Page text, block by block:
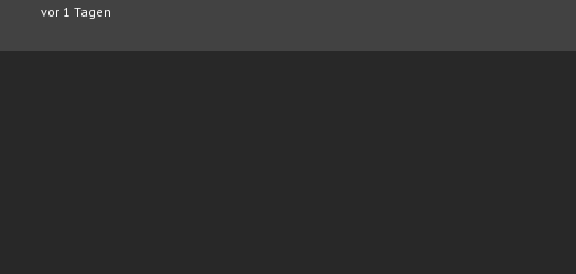
vor 1 Tagen